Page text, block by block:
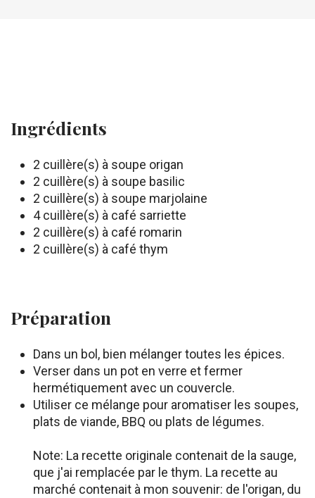
Ingrédients
2 cuillère(s) à soupe origan
2 cuillère(s) à soupe basilic
2 cuillère(s) à soupe marjolaine
4 cuillère(s) à café sarriette
2 cuillère(s) à café romarin
2 cuillère(s) à café thym
Préparation
Dans un bol, bien mélanger toutes les épices.
Verser dans un pot en verre et fermer
hermétiquement avec un couvercle.
Utiliser ce mélange pour aromatiser les soupes,
plats de viande, BBQ ou plats de légumes.
Note: La recette originale contenait de la sauge,
que j'ai remplacée par le thym. La recette au
marché contenait à mon souvenir: de l'origan, du